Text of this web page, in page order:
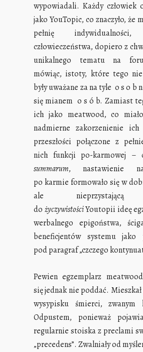
wypowiadali. Każdy człowiek
jako YouTopic, co znaczyło, że
pełnię
człowieczeństwa, dopiero z
unikalnego tematu na
mówiąc, istoty, które tego
były uważane za na tyle o s o b
się mianem o s ó b. Zamiast
ich jako meatwood, co
nadmierne zakorzenienie ich
przeszłości połączone z
nich funkcji po-karmowej –
summarum, nastawienie
po karmie formowało się w
ale nieprzystającą
do życzywistościYoutopii ideę
werbalnego epigoństwa,
beneficjentów systemu jako
pod paragraf „czczego
Pewien egzemplarz
się jednak nie poddać.
wysypisku śmierci, zwanym
Odpustem, ponieważ
regularnie stoiska z preclami
„precedens”. Zwalniały od